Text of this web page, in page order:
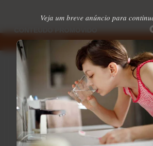
Veja um breve anúncio para
EM ALTA
baixar: apps de namoro que permitem enviar
Ajuda (FAQ)
Ajuda (FAQ) ⏱ 8 min de leitura
Motorola Moto